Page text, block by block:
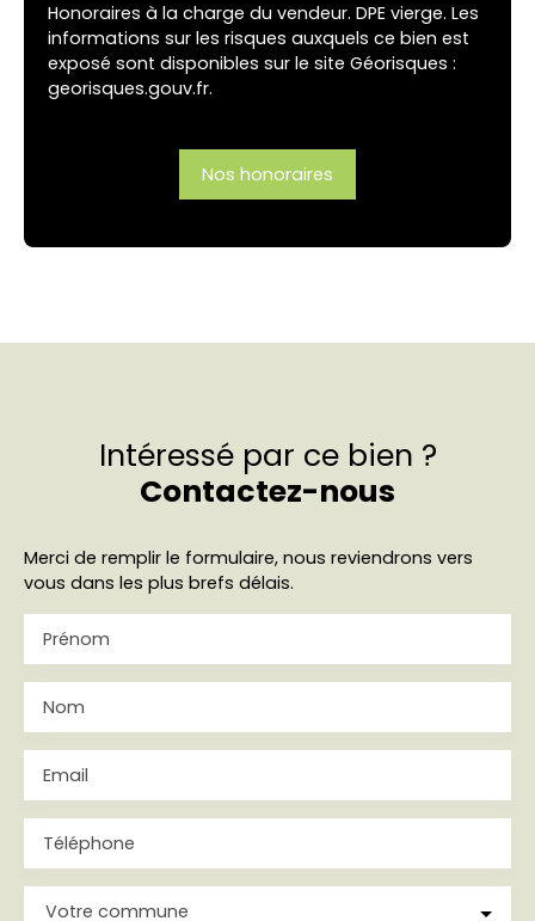
Honoraires à la charge du vendeur. DPE vierge. Les
informations sur les risques auxquels ce bien est
exposé sont disponibles sur le site Géorisques :
georisques.gouv.fr.
Nos honoraires
Intéressé par ce bien ?
Contactez-nous
Merci de remplir le formulaire, nous reviendrons vers
vous dans les plus brefs délais.
Prénom
Nom
Email
Téléphone
Votre commune